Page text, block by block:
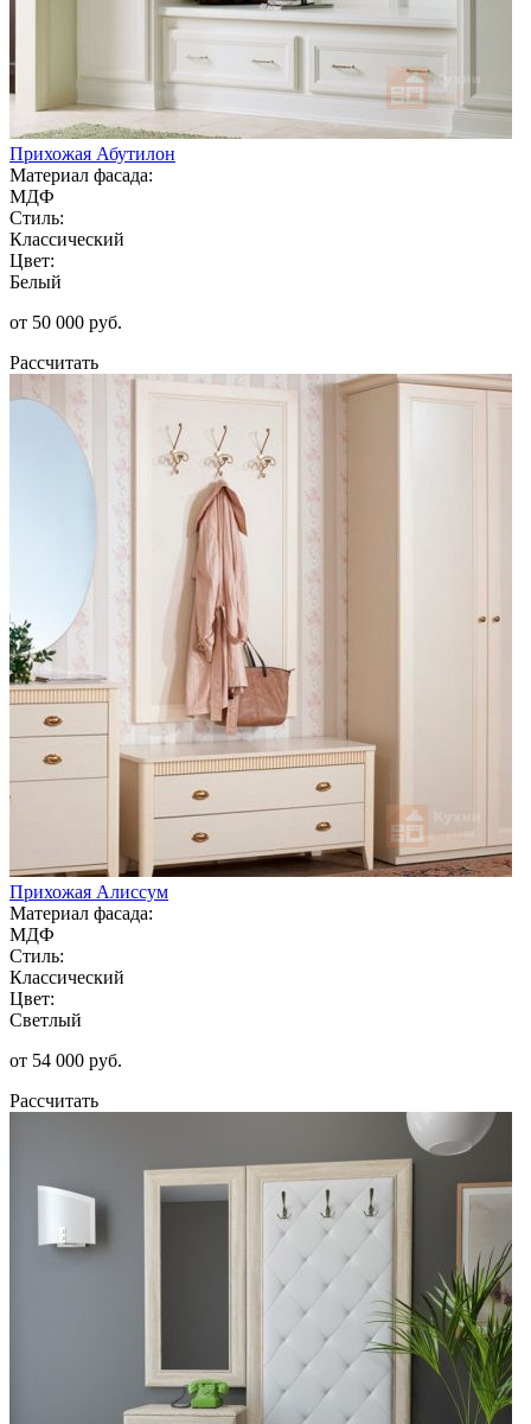
Прихожая Абутилон
Материал фасада:
МДФ
Стиль:
Классический
Цвет:
Белый
от 50 000 руб.
Рассчитать
Прихожая Алиссум
Материал фасада:
МДФ
Стиль:
Классический
Цвет:
Светлый
от 54 000 руб.
Рассчитать